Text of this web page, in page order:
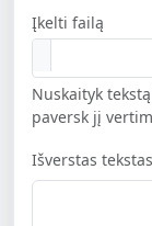
Įkelti failą
Nuskaityk
paversk jį
Išverstas